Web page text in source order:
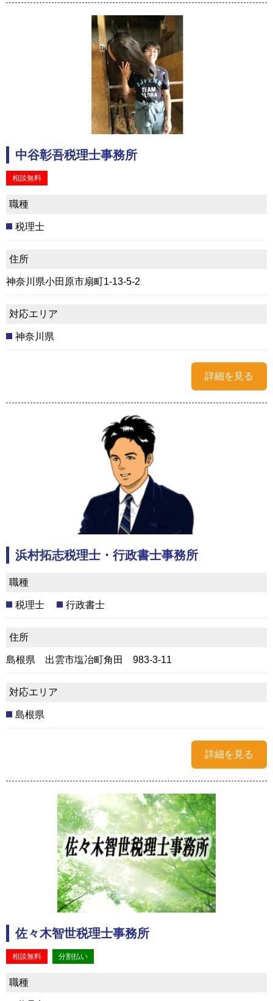
中谷彰吾税理士事務所
相談無料
職種
税理士
住所
神奈川県小田原市扇町1-13-5-2
対応エリア
神奈川県
詳細を見る
浜村拓志税理士・行政書士事務所
職種
税理士 行政書士
住所
島根県 出雲市塩冶町角田 983-3-11
対応エリア
島根県
詳細を見る
佐々木智世税理士事務所
相談無料 分割払い
職種